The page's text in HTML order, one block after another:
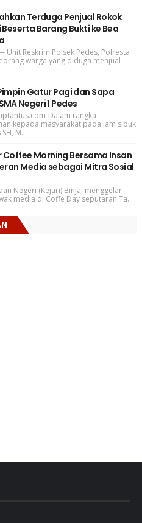
Terduga Penjual Rokok
Barang Bukti ke Bea
Unit Reskrim Polsek Pedes, Polresta
warga yang diduga menjual
Gatur Pagi dan Sapa
Negeri 1 Pedes
Dalam rangka
kepada masyarakat pada jam sibuk
M...
Coffee Morning Bersama Insan
Media sebagai Mitra Sosial
Negeri (Kejari) Binjai menggelar
media di Coffe Day seputaran Ta...